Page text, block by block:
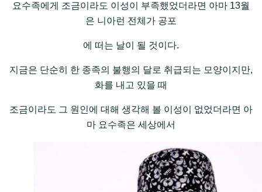
요수족에게 조금이라도 이성이 부족했었더라면 아마 13월
은 니아런 전체가 공포
에 떠는 날이 될 것이다.
지금은 단순히 한 종족의 불행의 달로 취급되는 모양이지만,
화를 내고 있을 때
조금이라도 그 원인에 대해 생각해 볼 이성이 없었더라면 아
마 요수족은 세상에서